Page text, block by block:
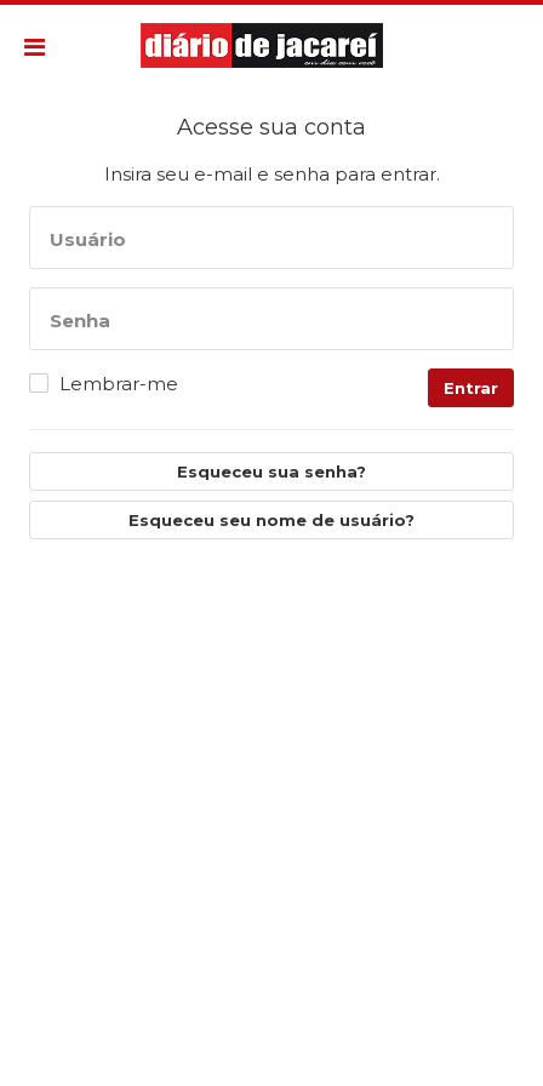
Acesse sua conta
Insira seu e-mail e senha para entrar.
Usuário
Senha
Lembrar-me Entrar
Esqueceu sua senha?
Esqueceu seu nome de usuário?